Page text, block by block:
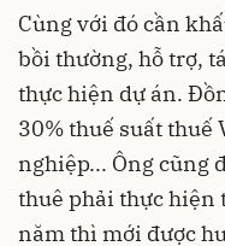
Cùng với đó cần
bồi thường, hỗ trợ,
thực hiện dự án.
30% thuế suất thuế
nghiệp... Ông cũng
thuê phải thực hiện
năm thì mới được